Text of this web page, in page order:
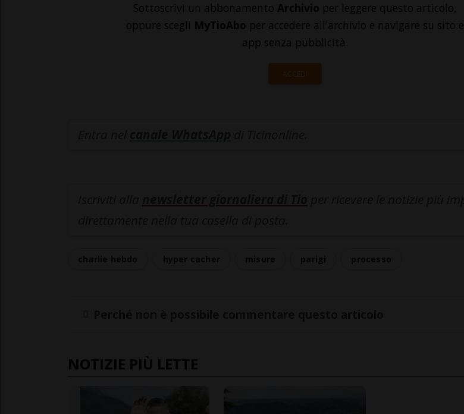
Sottoscrivi un abbonamento Archivio per leggere questo articolo,
oppure scegli MyTioAbo per accedere all'archivio e navigare su sito e
app senza pubblicità.
ACCEDI
NOTIZIE PIÙ LETTE